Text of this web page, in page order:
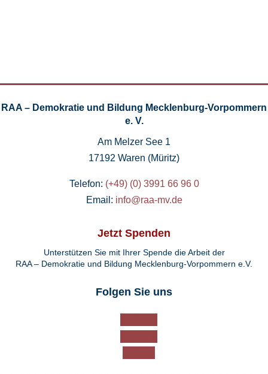
RAA – Demokratie und Bildung Mecklenburg-Vorpommern
e. V.
Am Melzer See 1
17192 Waren (Müritz)
Telefon: (+49) (0) 3991 66 96 0
Email: info@raa-mv.de
Jetzt Spenden
Unterstützen Sie mit Ihrer Spende die Arbeit der
RAA – Demokratie und Bildung Mecklenburg-Vorpommern e.V.
Folgen Sie uns